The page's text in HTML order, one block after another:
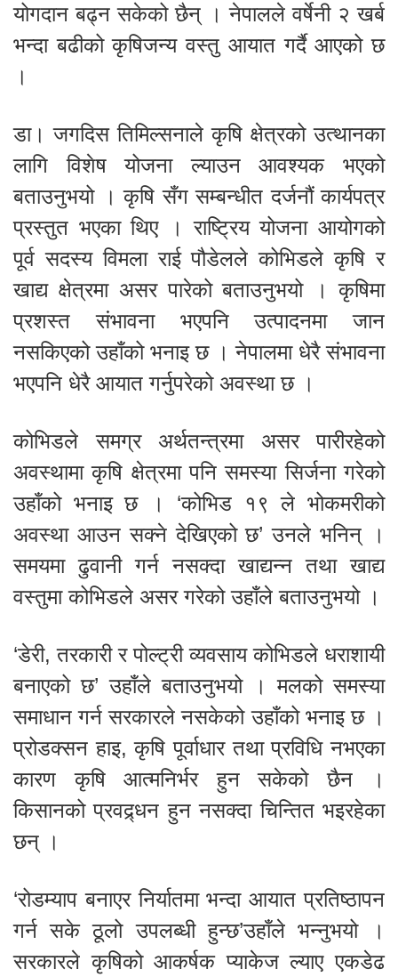
योगदान बढ्न सकेको छैन् । नेपालले वर्षेनी २ खर्ब
भन्दा बढीको कृषिजन्य वस्तु आयात गर्दै आएको छ
।
डा। जगदिस तिमिल्सनाले कृषि क्षेत्रको उत्थानका
लागि विशेष योजना ल्याउन आवश्यक भएको
बताउनुभयो । कृषि सँग सम्बन्धीत दर्जनौं कार्यपत्र
प्रस्तुत भएका थिए । राष्ट्रिय योजना आयोगको
पूर्व सदस्य विमला राई पौडेलले कोभिडले कृषि र
खाद्य क्षेत्रमा असर पारेको बताउनुभयो । कृषिमा
प्रशस्त संभावना भएपनि उत्पादनमा जान
नसकिएको उहाँको भनाइ छ । नेपालमा धेरै संभावना
भएपनि धेरै आयात गर्नुपरेको अवस्था छ ।
कोभिडले समग्र अर्थतन्त्रमा असर पारीरहेको
अवस्थामा कृषि क्षेत्रमा पनि समस्या सिर्जना गरेको
उहाँको भनाइ छ । ‘कोभिड १९ ले भोकमरीको
अवस्था आउन सक्ने देखिएको छ’ उनले भनिन् ।
समयमा ढुवानी गर्न नसक्दा खाद्यन्न तथा खाद्य
वस्तुमा कोभिडले असर गरेको उहाँले बताउनुभयो ।
‘डेरी, तरकारी र पोल्ट्री व्यवसाय कोभिडले धराशायी
बनाएको छ’ उहाँले बताउनुभयो । मलको समस्या
समाधान गर्न सरकारले नसकेको उहाँको भनाइ छ ।
प्रोडक्सन हाइ, कृषि पूर्वाधार तथा प्रविधि नभएका
कारण कृषि आत्मनिर्भर हुन सकेको छैन ।
किसानको प्रवद्र्धन हुन नसक्दा चिन्तित भइरहेका
छन् ।
‘रोडम्याप बनाएर निर्यातमा भन्दा आयात प्रतिष्ठापन
गर्न सके ठूलो उपलब्धी हुन्छ’उहाँले भन्नुभयो ।
सरकारले कृषिको आकर्षक प्याकेज ल्याए एकडेढ